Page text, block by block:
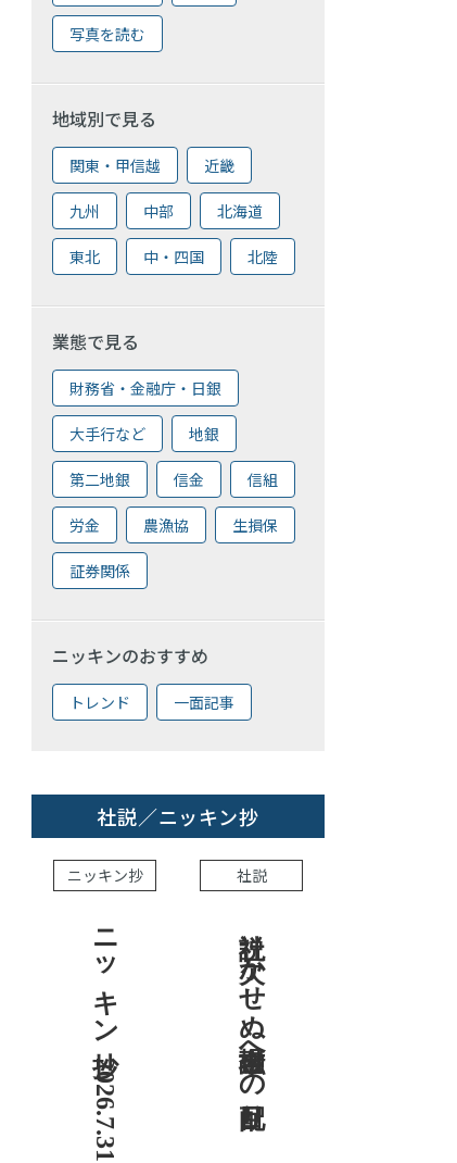
写真を読む
地域別で見る
関東・甲信越 近畿
九州 中部 北海道
東北 中・四国 北陸
業態で見る
財務省・金融庁・日銀
大手行など 地銀
第二地銀 信金 信組
労金 農漁協 生損保
証券関係
ニッキンのおすすめ
トレンド 一面記事
社説／ニッキン抄
ニッキン抄
ニッキン抄 2026.7.31
社説
社説 欠かせぬ金融市場への目配り